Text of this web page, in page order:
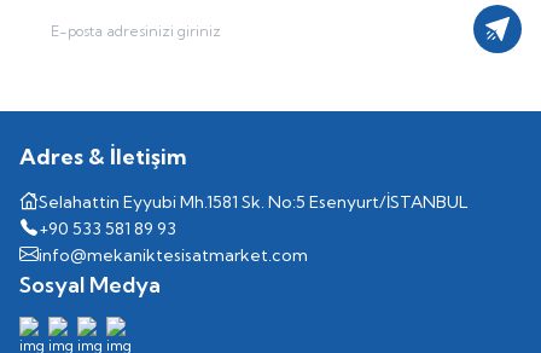
Adres & İletişim
Selahattin Eyyubi Mh.1581 Sk. No:5 Esenyurt/İSTANBUL
+90 533 581 89 93
info@mekaniktesisatmarket.com
Sosyal Medya